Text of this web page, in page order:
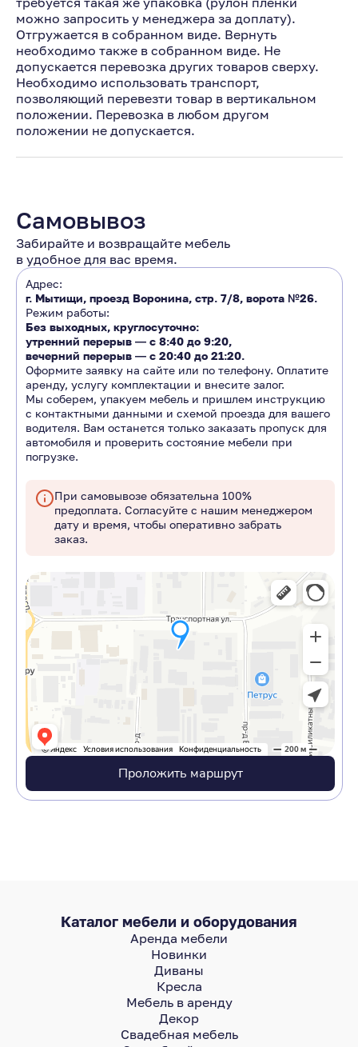
можно запросить у менеджера за доплату).
Отгружается в собранном виде. Вернуть
необходимо также в собранном виде. Не
допускается перевозка других товаров сверху.
Необходимо использовать транспорт,
позволяющий перевезти товар в вертикальном
положении. Перевозка в любом другом
положении не допускается.
Самовывоз
Забирайте и возвращайте мебель
в удобное для вас время.
Адрес:
г. Мытищи, проезд Воронина, стр. 7/8, ворота №26.
Режим работы:
Без выходных, круглосуточно:
утренний перерыв ― с 8:40 до 9:20,
вечерний перерыв ― с 20:40 до 21:20.
Оформите заявку на сайте или по телефону. Оплатите
аренду, услугу комплектации и внесите залог.
Мы соберем, упакуем мебель и пришлем инструкцию
с контактными данными и схемой проезда для вашего
водителя. Вам останется только заказать пропуск для
автомобиля и проверить состояние мебели при
погрузке.
При самовывозе обязательна 100%
предоплата. Согласуйте с нашим менеджером
дату и время, чтобы оперативно забрать
заказ.
Проложить маршрут
Каталог мебели и оборудования
Аренда мебели
Новинки
Диваны
Кресла
Мебель в аренду
Декор
Свадебная мебель